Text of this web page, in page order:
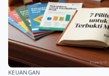
KEUANGAN